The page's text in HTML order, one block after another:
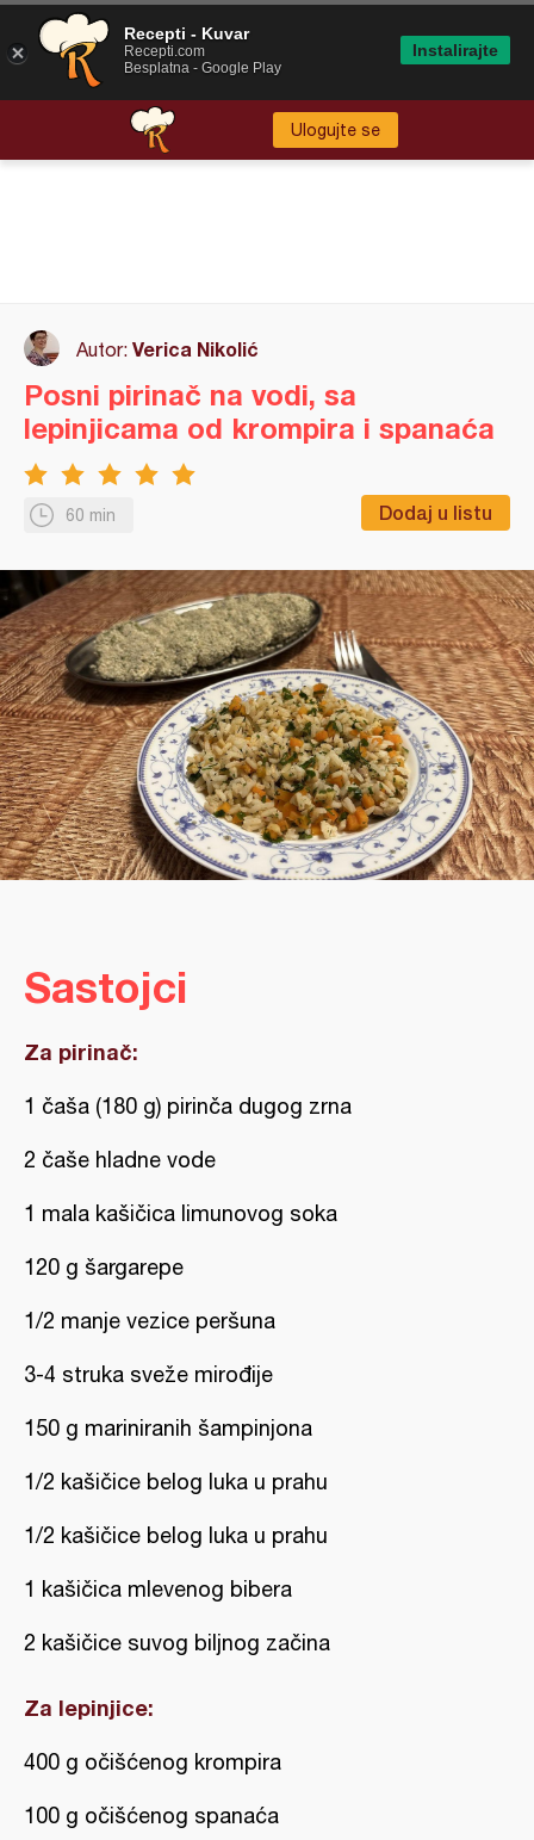
Ulogujte se
Autor: Verica Nikolić
60 min Dodaj u listu
Posni pirinač na vodi, sa
lepinjicama od krompira i spanaća
Sastojci
Za pirinač:
1 čaša (180 g) pirinča dugog zrna
2 čaše hladne vode
1 mala kašičica limunovog soka
120 g šargarepe
1/2 manje vezice peršuna
3-4 struka sveže mirođije
150 g mariniranih šampinjona
1/2 kašičice belog luka u prahu
1/2 kašičice belog luka u prahu
1 kašičica mlevenog bibera
2 kašičice suvog biljnog začina
Za lepinjice:
400 g očišćenog krompira
100 g očišćenog spanaća
Recepti - Kuvar
Recepti.com
Besplatna - Google Play
Instalirajte